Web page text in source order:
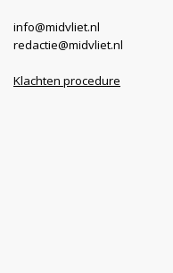
info@midvliet.nl
redactie@midvliet.nl
Klachten procedure